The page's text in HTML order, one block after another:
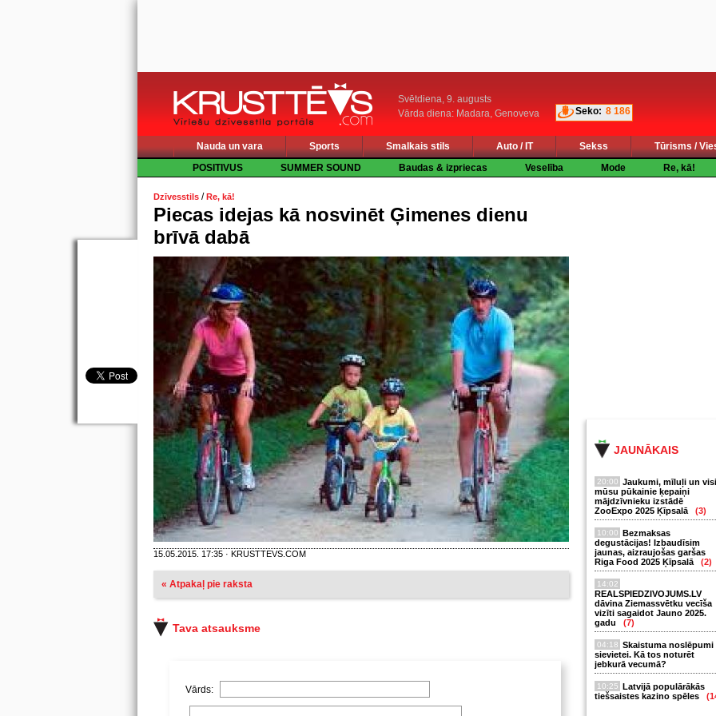
Svētdiena, 9. augusts
Vārda diena: Madara, Genoveva
Seko: 8 186
Nauda un vara Sports Smalkais stils Auto / IT Sekss
Tūrisms /
POSITIVUS
SUMMER SOUND Baudas & izpriecas Veselība Mode Re, kā!
JAUNĀKAIS
20:00 Jaukumi, mīluļi un visi
mūsu pūkainie ķepaiņi
mājdzīvnieku izstādē
ZooExpo 2025 Ķīpsalā
(3)
10:00 Bezmaksas
degustācijas! Izbaudīsim
jaunas, aizraujošas garšas
Riga Food 2025 Ķīpsalā
(2)
14:02
REALSPIEDZIVOJUMS.LV
dāvina Ziemassvētku vecīša
vizīti sagaidot Jauno 2025.
gadu
(7)
04:18 Skaistuma noslēpumi
sievietei. Kā tos noturēt
jebkurā vecumā?
10:25 Latvijā populārākās
tiešsaistes kazino spēles
Dzīvesstils /Re, kā!
Piecas idejas kā nosvinēt Ģimenes dienu
brīvā dabā
15.05.2015. 17:35 · KRUSTTEVS.COM
« Atpakaļ pie raksta
Tava atsauksme
Vārds: